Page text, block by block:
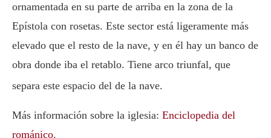
ornamentada en su parte de arriba en la zona de la
Epístola con rosetas. Este sector está ligeramente más
elevado que el resto de la nave, y en él hay un banco de
obra donde iba el retablo. Tiene arco triunfal, que
separa este espacio del de la nave.
Más información sobre la iglesia: Enciclopedia del
románico.